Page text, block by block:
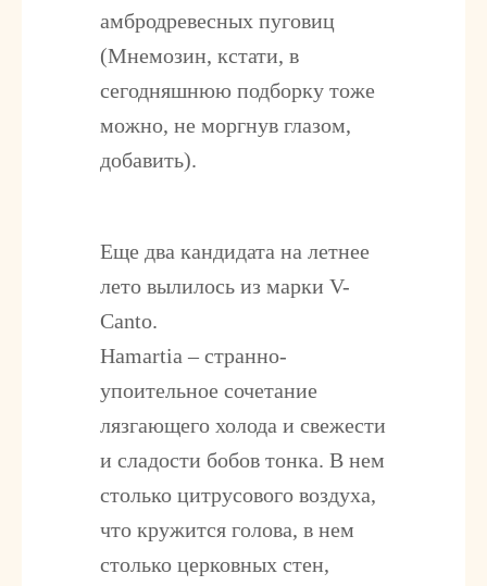
амбродревесных пуговиц
(Мнемозин, кстати, в
сегодняшнюю подборку тоже
можно, не моргнув глазом,
добавить).
Еще два кандидата на летнее
лето вылилось из марки V-
Canto.
Hamartia – странно-
упоительное сочетание
лязгающего холода и свежести
и сладости бобов тонка. В нем
столько цитрусового воздуха,
что кружится голова, в нем
столько церковных стен,